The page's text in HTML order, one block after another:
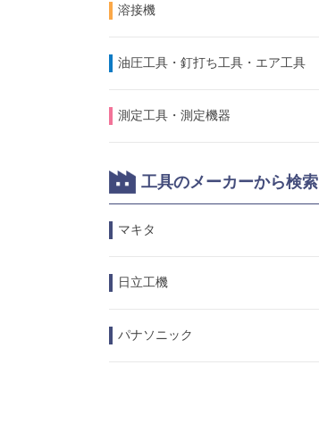
溶接機
油圧工具・釘打ち工具・エア工具
測定工具・測定機器
工具のメーカーから検索
マキタ
日立工機
パナソニック